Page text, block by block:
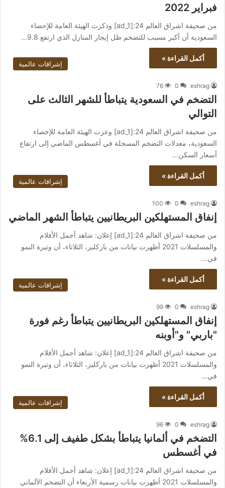
فبراير 2022
من صحيفة اشراق العالم 24:[ad_1] وذكرت الهيئة العامة للإحصاء
السعودية أن أكبر مسبب للتضخم ظل إيجار المنازل الذي ارتفع 9.8…
أكمل القراءة »
إشراقات عالمية
eshrag
0
76
التضخم في السعودية يتباطأ للشهر الثالث على
التوالي
من صحيفة اشراق العالم 24:[ad_1] وعزت الهيئة العامة للإحصاء
السعودية، معدلات التضخم المسجلة في أغسطس الماضي إلى ارتفاع
أسعار السكن…
أكمل القراءة »
إشراقات عالمية
eshrag
0
100
إنفاق المستهلكين البريطانيين يتباطأ الشهر الماضي
من صحيفة اشراق العالم 24:[ad_1] إعلان: شاهد أجمل الأفلام
والمسلسلات 2021 أظهرت بيانات من باركليز، الثلاثاء، أن وتيرة النمو
في…
أكمل القراءة »
إشراقات عالمية
eshrag
0
99
إنفاق المستهلكين البريطانيين يتباطأ رغم فورة
"باربي" و"أوبنه
من صحيفة اشراق العالم 24:[ad_1] إعلان: شاهد أجمل الأفلام
والمسلسلات 2021 أظهرت بيانات من باركليز، الثلاثاء، أن وتيرة النمو
في…
أكمل القراءة »
إشراقات عالمية
eshrag
0
96
التضخم في ألمانيا يتباطأ بشكل طفيف إلى 6.1%
في أغسطس
من صحيفة اشراق العالم 24:[ad_1] إعلان: شاهد أجمل الأفلام
والمسلسلات 2021 أظهرت بيانات رسمية الأربعاء أن التضخم الألماني